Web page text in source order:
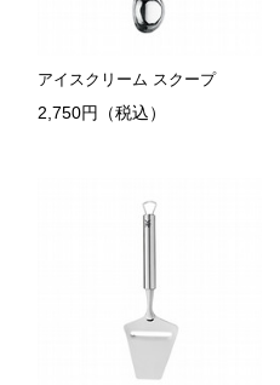
アイスクリーム スクープ
2,750円（税込）